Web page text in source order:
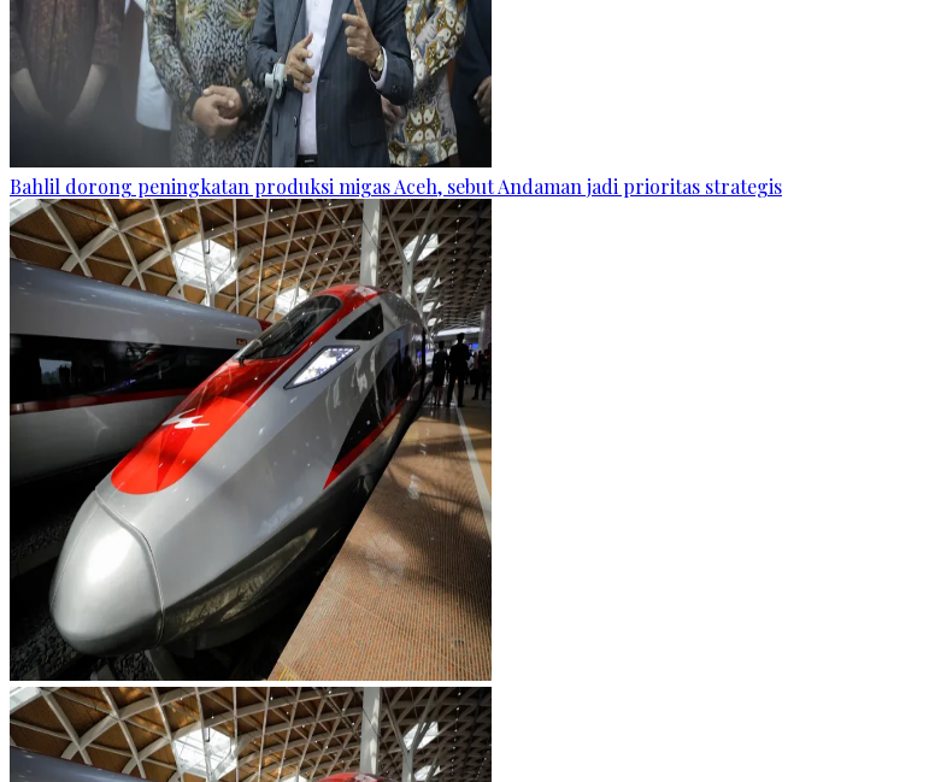
Bahlil dorong peningkatan produksi migas Aceh, sebut Andaman jadi prioritas strategis